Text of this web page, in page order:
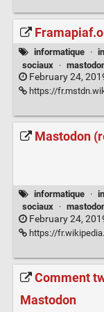
informatique ·
sociaux
·
February 24,
https://
Mastodon
informatique ·
sociaux
·
February 24,
https://fr.wikipedia.org/
Comment
Mastodon